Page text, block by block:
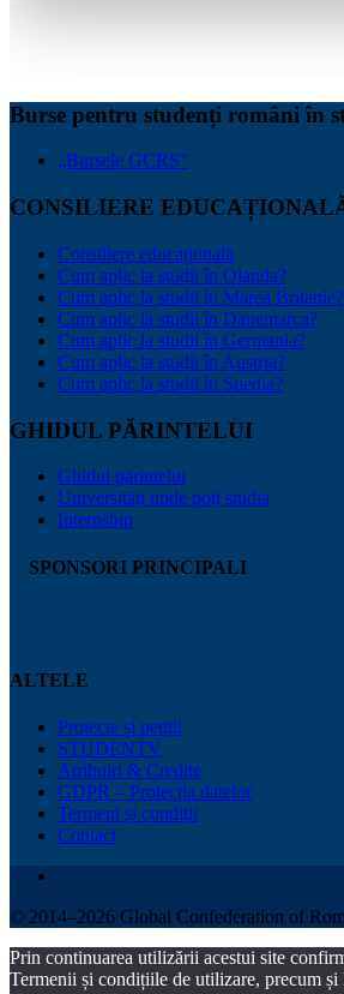
Burse pentru studenți români în
„Bursele GCRS”
CONSILIERE
Consiliere educațională
Cum aplic la studii în Olanda?
Cum aplic la studii în Marea Britanie?
Cum aplic la studii în Danemarca?
Cum aplic la studii în Germania?
Cum aplic la studii în Austria?
Cum aplic la studii în Suedia?
GHIDUL PĂRINTELUI
Ghidul părintelui
Universități unde poți studia
Internship
SPONSORI PRINCIPALI
ALTELE
Proiecte și petiții
STUDENTV
Atribuiri & Credite
GDPR – Protecția datelor
Termeni și condiții
Contact
© 2014–2026 Global Confederation of
Prin continuarea utilizării acestui site
Termenii și condițiile de utilizare, precum și